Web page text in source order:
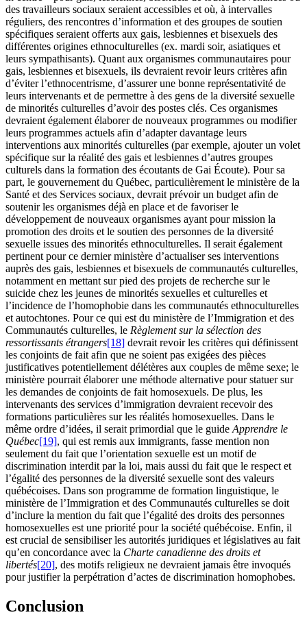
des travailleurs sociaux seraient accessibles et où, à intervalles
réguliers, des rencontres d’information et des groupes de soutien
spécifiques seraient offerts aux gais, lesbiennes et bisexuels des
différentes origines ethnoculturelles (ex. mardi soir, asiatiques et
leurs sympathisants). Quant aux organismes communautaires pour
gais, lesbiennes et bisexuels, ils devraient revoir leurs critères afin
d’éviter l’ethnocentrisme, d’assurer une bonne représentativité de
leurs intervenants et de permettre à des gens de la diversité sexuelle
de minorités culturelles d’avoir des postes clés. Ces organismes
devraient également élaborer de nouveaux programmes ou modifier
leurs programmes actuels afin d’adapter davantage leurs
interventions aux minorités culturelles (par exemple, ajouter un volet
spécifique sur la réalité des gais et lesbiennes d’autres groupes
culturels dans la formation des écoutants de Gai Écoute). Pour sa
part, le gouvernement du Québec, particulièrement le ministère de la
Santé et des Services sociaux, devrait prévoir un budget afin de
soutenir les organismes déjà en place et de favoriser le
développement de nouveaux organismes ayant pour mission la
promotion des droits et le soutien des personnes de la diversité
sexuelle issues des minorités ethnoculturelles. Il serait également
pertinent pour ce dernier ministère d’actualiser ses interventions
auprès des gais, lesbiennes et bisexuels de communautés culturelles,
notamment en mettant sur pied des projets de recherche sur le
suicide chez les jeunes de minorités sexuelles et culturelles et
l’incidence de l’homophobie dans les communautés ethnoculturelles
et autochtones. Pour ce qui est du ministère de l’Immigration et des
Communautés culturelles, le Règlement sur la sélection des
ressortissants étrangers[18] devrait revoir les critères qui définissent
les conjoints de fait afin que ne soient pas exigées des pièces
justificatives potentiellement délétères aux couples de même sexe; le
ministère pourrait élaborer une méthode alternative pour statuer sur
les demandes de conjoints de fait homosexuels. De plus, les
intervenants des services d’immigration devraient recevoir des
formations particulières sur les réalités homosexuelles. Dans le
même ordre d’idées, il serait primordial que le guide Apprendre le
Québec[19], qui est remis aux immigrants, fasse mention non
seulement du fait que l’orientation sexuelle est un motif de
discrimination interdit par la loi, mais aussi du fait que le respect et
l’égalité des personnes de la diversité sexuelle sont des valeurs
québécoises. Dans son programme de formation linguistique, le
ministère de l’Immigration et des Communautés culturelles se doit
d’inclure la mention du fait que l’égalité des droits des personnes
homosexuelles est une priorité pour la société québécoise. Enfin, il
est crucial de sensibiliser les autorités juridiques et législatives au fait
qu’en concordance avec la Charte canadienne des droits et
libertés[20], des motifs religieux ne devraient jamais être invoqués
pour justifier la perpétration d’actes de discrimination homophobes.
Conclusion